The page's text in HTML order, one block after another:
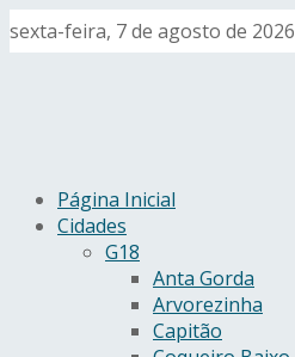
sexta-feira, 7 de agosto de 2026
Página Inicial
Cidades
G18
Anta Gorda
Arvorezinha
Capitão